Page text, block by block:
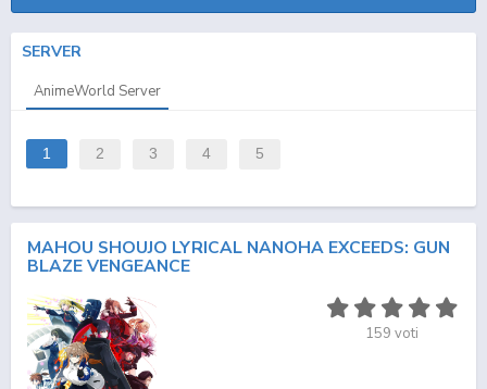
SERVER
AnimeWorld Server
1 2 3 4 5
MAHOU SHOUJO LYRICAL NANOHA EXCEEDS: GUN
BLAZE VENGEANCE
159 voti